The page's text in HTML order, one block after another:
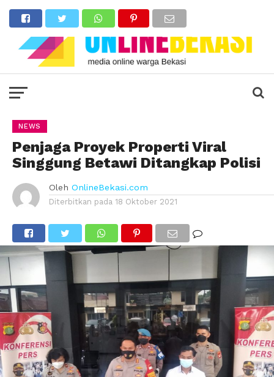
NEWS
Penjaga Proyek Properti Viral
Singgung Betawi Ditangkap Polisi
Oleh OnlineBekasi.com
Diterbitkan pada 18 Oktober 2021